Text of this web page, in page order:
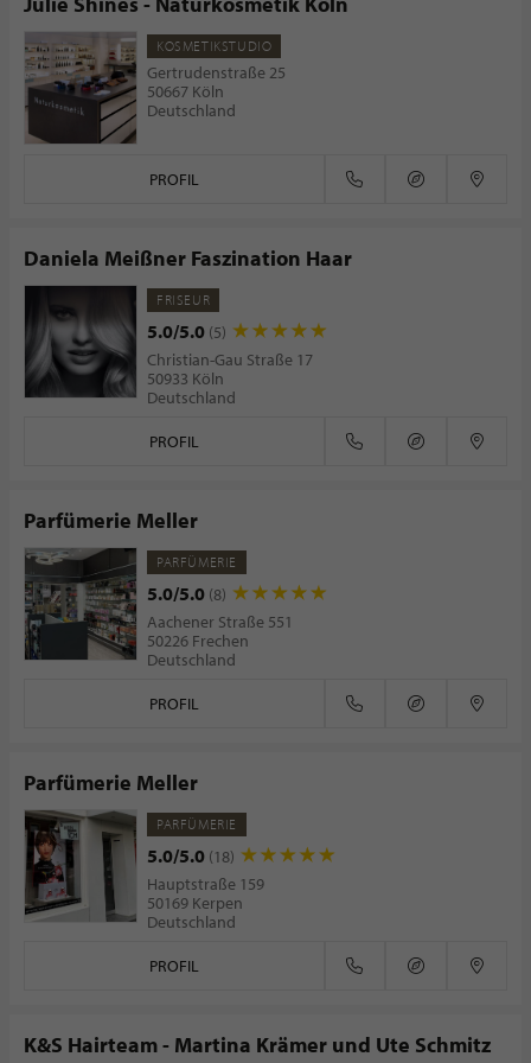
KOSMETIKSTUDIO
Gertrudenstraße 25
50667 Köln
Deutschland
PROFIL
Daniela Meißner Faszination Haar
FRISEUR
5.0/5.0 (5)
Christian-Gau Straße 17
50933 Köln
Deutschland
PROFIL
Parfümerie Meller
PARFÜMERIE
5.0/5.0 (8)
Aachener Straße 551
50226 Frechen
Deutschland
PROFIL
Parfümerie Meller
PARFÜMERIE
5.0/5.0 (18)
Hauptstraße 159
50169 Kerpen
Deutschland
PROFIL
K&S Hairteam - Martina Krämer und Ute Schmitz